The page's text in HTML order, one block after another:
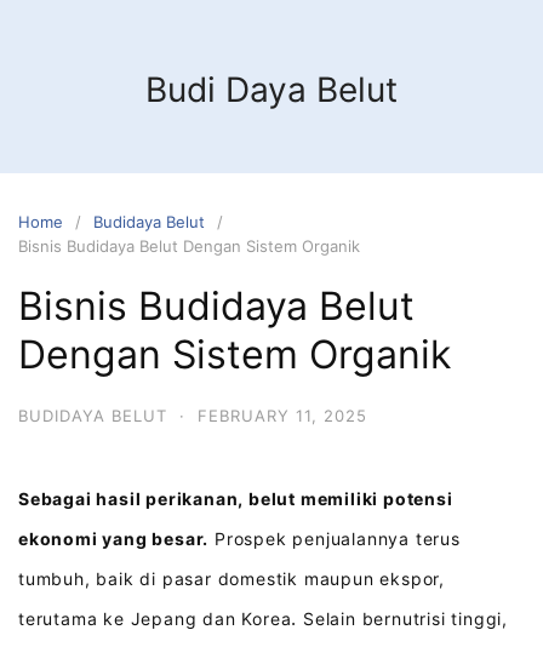
Budi Daya Belut
Home
Budidaya Belut
Bisnis Budidaya Belut Dengan Sistem Organik
Bisnis Budidaya Belut
Dengan Sistem Organik
BUDIDAYA BELUT · FEBRUARY 11, 2025
Sebagai hasil perikanan, belut memiliki potensi
ekonomi yang besar. Prospek penjualannya terus
tumbuh, baik di pasar domestik maupun ekspor,
terutama ke Jepang dan Korea. Selain bernutrisi tinggi,